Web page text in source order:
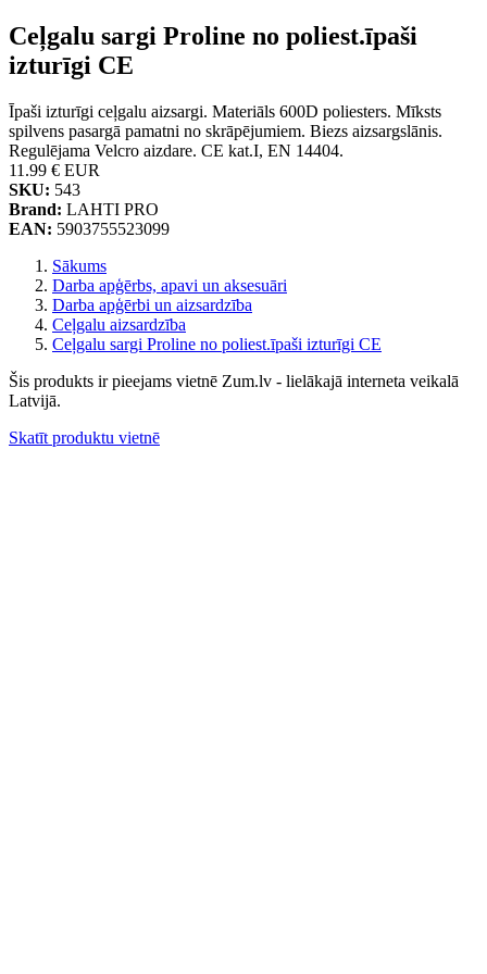
Ceļgalu sargi Proline no poliest.īpaši
izturīgi CE
Īpaši izturīgi ceļgalu aizsargi. Materiāls 600D poliesters. Mīksts
spilvens pasargā pamatni no skrāpējumiem. Biezs aizsargslānis.
Regulējama Velcro aizdare. CE kat.I, EN 14404.
11.99 € EUR
SKU: 543
Brand: LAHTI PRO
EAN: 5903755523099
Sākums
Darba apģērbs, apavi un aksesuāri
Darba apģērbi un aizsardzība
Ceļgalu aizsardzība
Ceļgalu sargi Proline no poliest.īpaši izturīgi CE
Šis produkts ir pieejams vietnē Zum.lv - lielākajā interneta veikalā
Latvijā.
Skatīt produktu vietnē